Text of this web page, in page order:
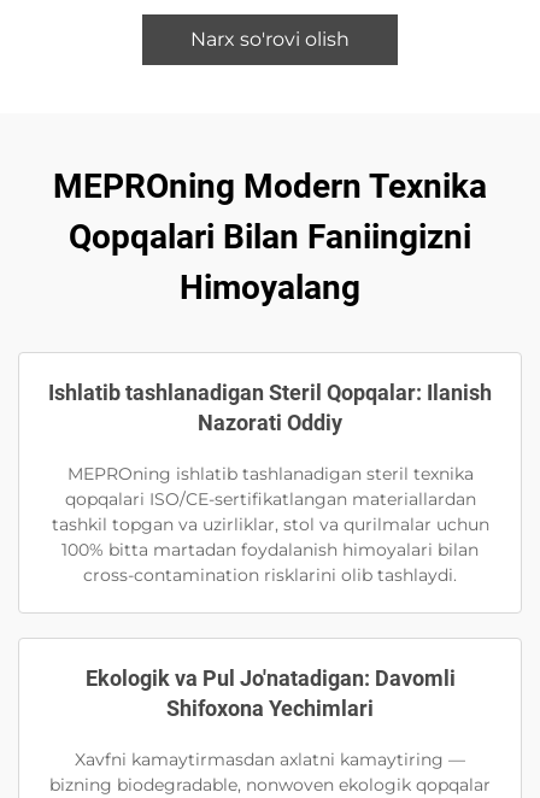
Narx so'rovi olish
MEPROning Modern Texnika
Qopqalari Bilan Faniingizni
Himoyalang
Ishlatib tashlanadigan Steril Qopqalar: Ilanish
Nazorati Oddiy
MEPROning ishlatib tashlanadigan steril texnika
qopqalari ISO/CE-sertifikatlangan materiallardan
tashkil topgan va uzirliklar, stol va qurilmalar uchun
100% bitta martadan foydalanish himoyalari bilan
cross-contamination risklarini olib tashlaydi.
Ekologik va Pul Jo'natadigan: Davomli
Shifoxona Yechimlari
Xavfni kamaytirmasdan axlatni kamaytiring —
bizning biodegradable, nonwoven ekologik qopqalar